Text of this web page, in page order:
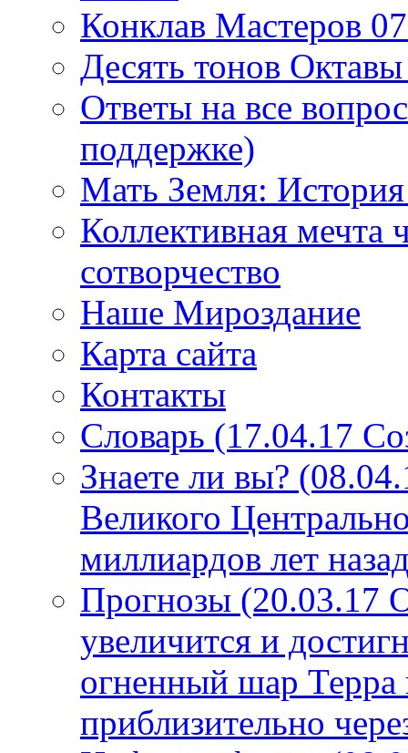
Конклав Мастеров
Десять тонов
Ответы на все
поддержке)
Мать Земля: История
Коллективная мечта
сотворчество
Наше Мироздание
Карта сайта
Контакты
Словарь (17.04.17
Знаете ли вы?
Великого
миллиардов лет
Прогнозы (20.03.17
увеличится и
огненный шар Терра
приблизительно